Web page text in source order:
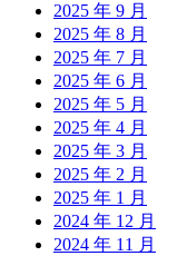
2025 年 9 月
2025 年 8 月
2025 年 7 月
2025 年 6 月
2025 年 5 月
2025 年 4 月
2025 年 3 月
2025 年 2 月
2025 年 1 月
2024 年 12 月
2024 年 11 月